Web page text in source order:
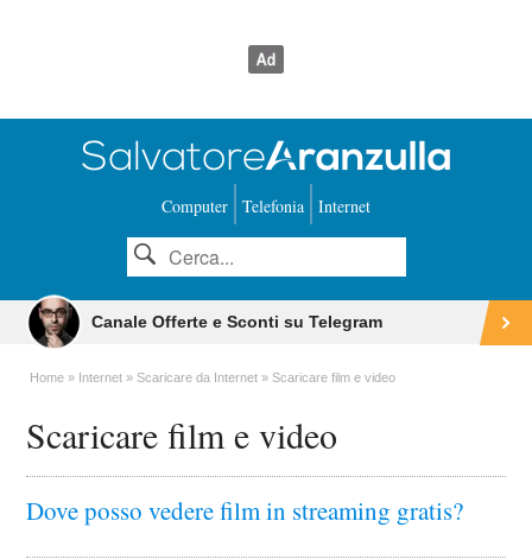
Computer Telefonia Internet
Canale Offerte e Sconti su Telegram
Home Internet Scaricare da Internet Scaricare film e video
Scaricare film e video
Dove posso vedere film in streaming gratis?